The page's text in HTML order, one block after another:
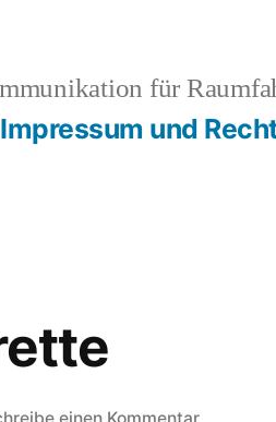
für
Impressum und
einen Kommentarzu